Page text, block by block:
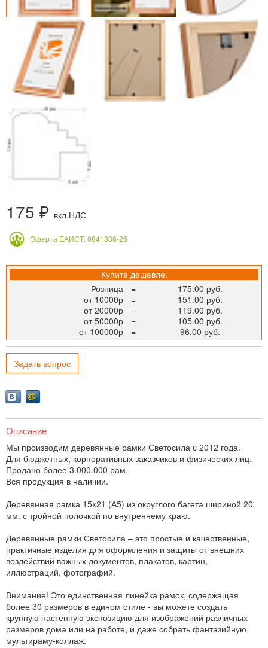
175 ₽ вкл.НДС
Оферта ЕАИСТ: 0841336-26
Купите дешевле:
Розница
=
175.00 руб.
от 10000р
=
151.00 руб.
от 20000р
=
119.00 руб.
от 50000р
=
105.00 руб.
от 100000р
= 96.00 руб.
Задать вопрос
Описание
Мы производим деревянные рамки Светосила c 2012 года.
Для бюджетных, корпоративных заказчиков и физических лиц.
Продано более 3.000.000 рам.
Вся продукция в наличии.
Деревянная рамка 15x21 (А5) из округлого багета шириной 20
мм. с тройной полочкой по внутреннему краю.
Деревянные рамки Светосила – это простые и качественные,
практичные изделия для оформления и защиты от внешних
воздействий важных документов, плакатов, картин,
иллюстраций, фотографий.
Внимание! Это единственная линейка рамок, содержащая
более 30 размеров в едином стиле - вы можете создать
крупную настенную экспозицию для изображений различных
размеров дома или на работе, и даже собрать фантазийную
мультираму-коллаж.